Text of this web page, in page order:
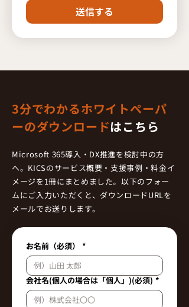
送信する
3分でわかるホワイトペーパ
ーのダウンロードはこちら
Microsoft 365導入・DX推進を検討中の方
へ。KICSのサービス概要・支援事例・料金イ
メージを1冊にまとめました。以下のフォー
ムにご入力いただくと、ダウンロードURLを
メールでお送りします。
お名前（必須） *
会社名(個人の場合は「個人」)(必須) *